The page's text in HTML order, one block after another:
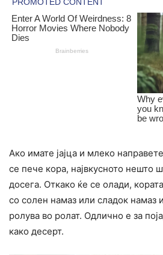
Ако имате јајца и млеко
се пече кора, највкусното нешто
досега. Откако ќе се олади,
со солен намаз или сладок намаз
ролува во ролат. Одлично е за
како десерт.